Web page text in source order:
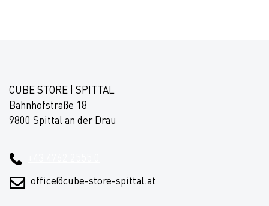
CUBE STORE | SPITTAL
Bahnhofstraße 18
9800 Spittal an der Drau
office@cube-store-spittal.at